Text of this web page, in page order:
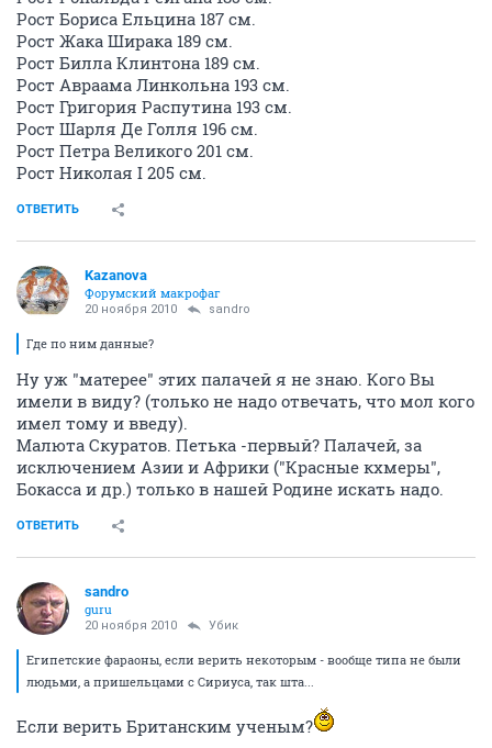
Рост Бориса Ельцина 187 см.
Рост Жака Ширака 189 см.
Рост Билла Клинтона 189 см.
Рост Авраама Линкольна 193 см.
Рост Григория Распутина 193 см.
Рост Шарля Де Голля 196 см.
Рост Петра Великого 201 см.
Рост Николая I 205 см.
ОТВЕТИТЬ
Kazanova
Форумский макрофаг
20 ноября 2010 sandro
Где по ним данные?
Ну уж "матерее" этих палачей я не знаю. Кого Вы
имели в виду? (только не надо отвечать, что мол кого
имел тому и введу).
Малюта Скуратов. Петька -первый? Палачей, за
исключением Азии и Африки ("Красные кхмеры",
Бокасса и др.) только в нашей Родине искать надо.
ОТВЕТИТЬ
sandro
guru
20 ноября 2010 Убик
Египетские фараоны, если верить некоторым - вообще типа не были
людьми, а пришельцами с Сириуса, так шта...
Если верить Британским ученым?